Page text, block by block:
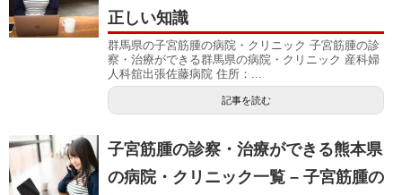
正しい知識
群馬県の子宮筋腫の病院・クリニック 子宮筋腫の診
察・治療ができる群馬県の病院・クリニック 産科婦
人科舘出張佐藤病院 住所：...
記事を読む
子宮筋腫の診察・治療ができる熊本県
の病院・クリニック一覧 – 子宮筋腫の